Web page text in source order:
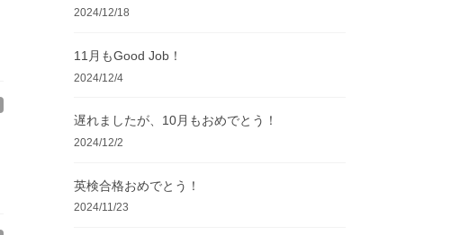
2024/12/18
11月もGood Job！
2024/12/4
遅れましたが、10月もおめでとう！
2024/12/2
英検合格おめでとう！
2024/11/23